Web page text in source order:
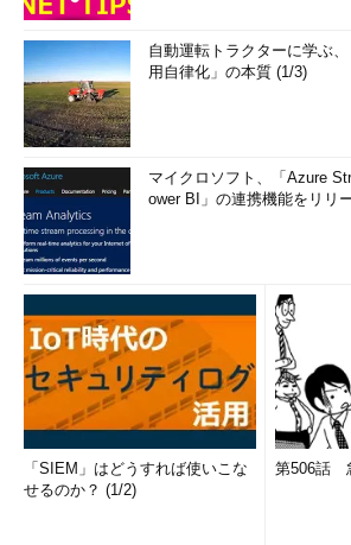
自動運転トラクターに学ぶ
用自律化」の本質 (1/3)
マイクロソフト、「Azure
ower BI」の連携機能をリリ
「SIEM」はどうすれば使いこな
せるのか？ (1/2)
第506話